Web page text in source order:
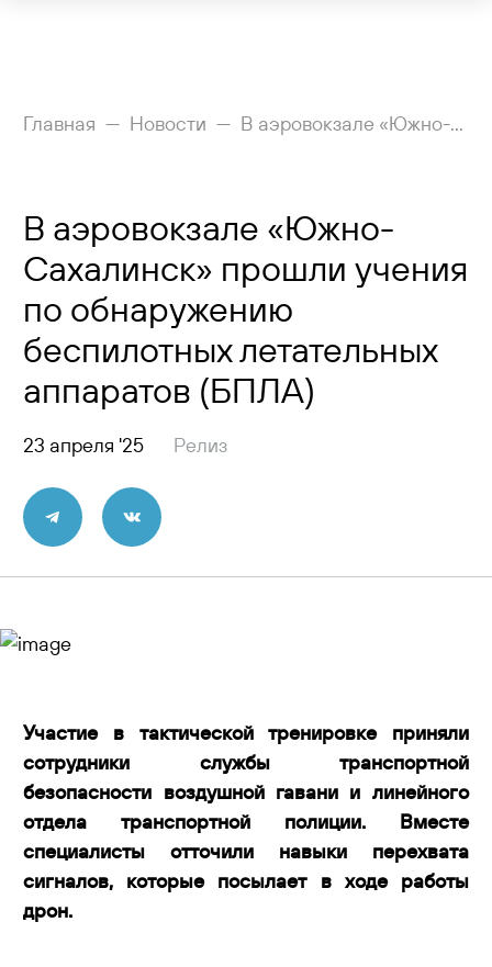
Рейсы
Прилетающим
Услуги
Как добраться
Аэропорт
Пресс-центр
Контакты
Главная Новости В аэровокзале «Южно-Сахалинск» прошли учения по обнаружению беспилотных летательных аппаратов (БПЛА)
В аэровокзале «Южно-
Сахалинск» прошли учения
по обнаружению
беспилотных летательных
аппаратов (БПЛА)
23 апреля '25 Релиз
Участие в тактической тренировке приняли
сотрудники службы транспортной
безопасности воздушной гавани и линейного
отдела транспортной полиции. Вместе
специалисты отточили навыки перехвата
сигналов, которые посылает в ходе работы
дрон.